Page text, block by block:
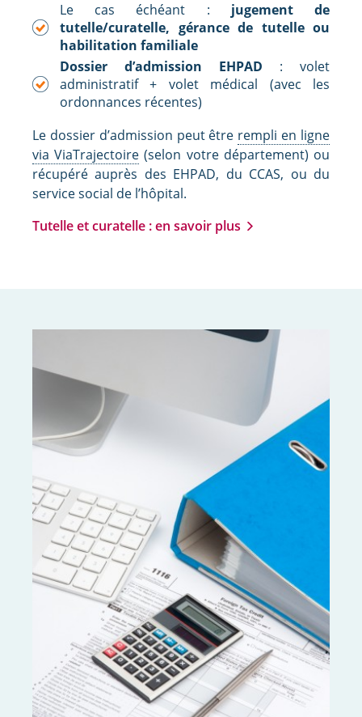
Le cas échéant : jugement de
tutelle/curatelle, gérance de tutelle ou
habilitation familiale
Dossier d’admission EHPAD : volet
administratif + volet médical (avec les
ordonnances récentes)
Le dossier d’admission peut être rempli en ligne
via ViaTrajectoire (selon votre département) ou
récupéré auprès des EHPAD, du CCAS, ou du
service social de l’hôpital.
Tutelle et curatelle : en savoir plus